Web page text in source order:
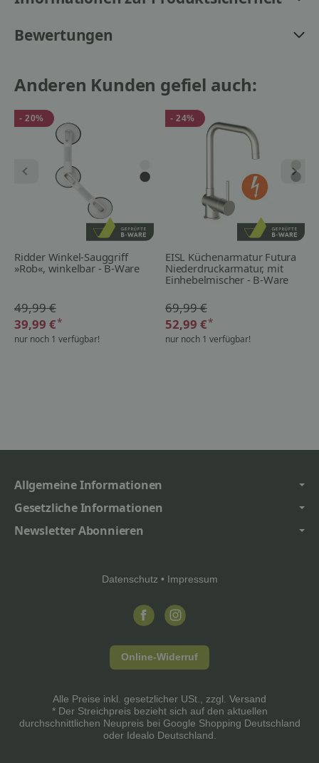
Bewertungen
Anderen Kunden gefiel auch:
- 20%
Ridder Winkel-Sauggriff
»Rob«, winkelbar - B-Ware
49,99 €
39,99 €*
nur noch 1 verfügbar!
- 24%
EISL Küchenarmatur Futura
Niederdruckarmatur, mit
Einhebelmischer - B-Ware
69,99 €
52,99 €*
nur noch 1 verfügbar!
Allgemeine Informationen
Gesetzliche Informationen
Newsletter Abonnieren
Datenschutz • Impressum
Online-Widerruf
Alle Preise inkl. gesetzlicher USt., zzgl. Versand
* Der Streichpreis bezieht sich auf den aktuellen
durchschnittlichen Neupreis bei Google Shopping Deutschland
oder Idealo Deutschland.